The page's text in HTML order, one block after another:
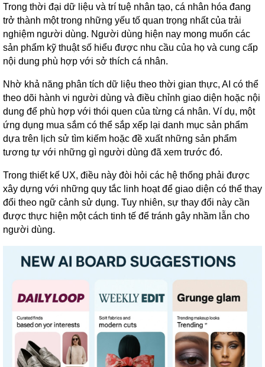
Trong thời đại dữ liệu và trí tuệ nhân tạo, cá nhân hóa đang
trở thành một trong những yếu tố quan trọng nhất của trải
nghiệm người dùng. Người dùng hiện nay mong muốn các
sản phẩm kỹ thuật số hiểu được nhu cầu của họ và cung cấp
nội dung phù hợp với sở thích cá nhân.
Nhờ khả năng phân tích dữ liệu theo thời gian thực, AI có thể
theo dõi hành vi người dùng và điều chỉnh giao diện hoặc nội
dung để phù hợp với thói quen của từng cá nhân. Ví dụ, một
ứng dụng mua sắm có thể sắp xếp lại danh mục sản phẩm
dựa trên lịch sử tìm kiếm hoặc đề xuất những sản phẩm
tương tự với những gì người dùng đã xem trước đó.
Trong thiết kế UX, điều này đòi hỏi các hệ thống phải được
xây dựng với những quy tắc linh hoạt để giao diện có thể thay
đổi theo ngữ cảnh sử dụng. Tuy nhiên, sự thay đổi này cần
được thực hiện một cách tinh tế để tránh gây nhầm lẫn cho
người dùng.